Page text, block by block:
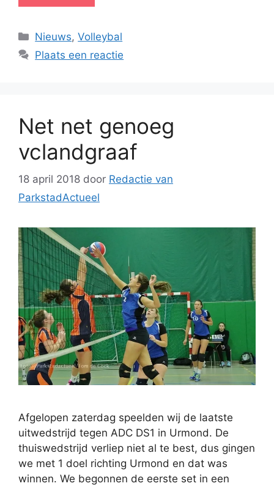
Categorieën
Nieuws,Volleybal
Plaats een reactie
Net net genoeg
vclandgraaf
18 april 2018 door Redactie van
ParkstadActueel
Afgelopen zaterdag speelden wij de laatste
uitwedstrijd tegen ADC DS1 in Urmond. De
thuiswedstrijd verliep niet al te best, dus gingen
we met 1 doel richting Urmond en dat was
winnen. We begonnen de eerste set in een